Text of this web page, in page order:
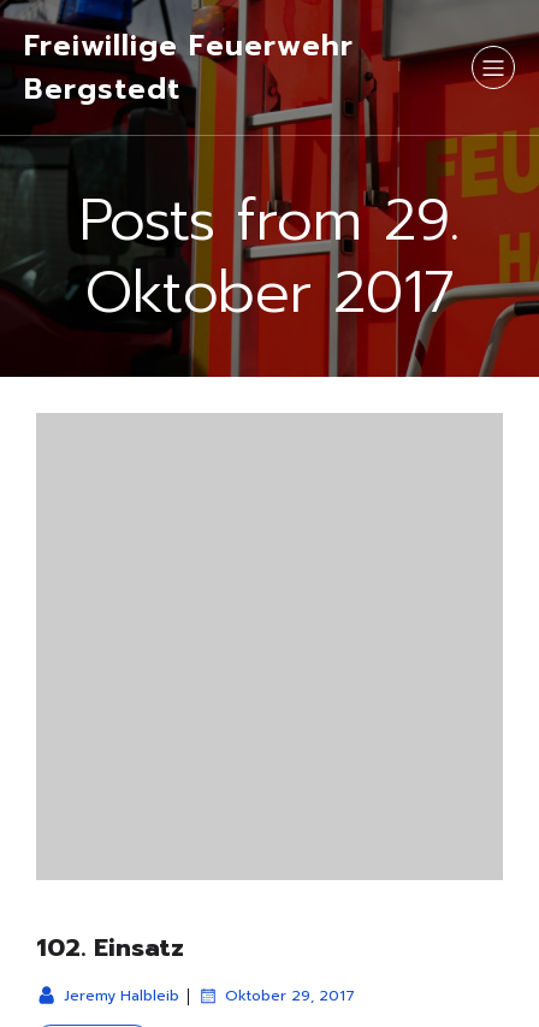
Freiwillige Feuerwehr
Bergstedt
Posts from 29.
Oktober 2017
102. Einsatz
Jeremy Halbleib | Oktober 29, 2017